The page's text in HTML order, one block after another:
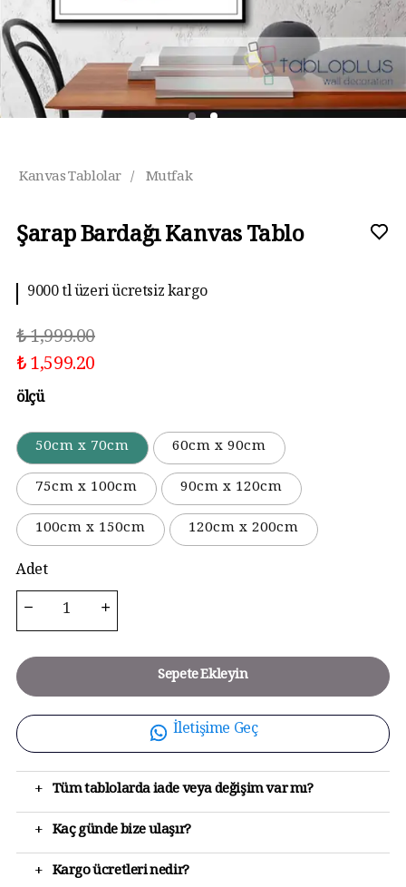
Kanvas Tablolar / Mutfak
Şarap Bardağı Kanvas Tablo
9000 tl üzeri ücretsiz kargo
₺ 1,999.00
₺ 1,599.20
ölçü
50cm x 70cm
60cm x 90cm
75cm x 100cm
90cm x 120cm
100cm x 150cm
120cm x 200cm
Adet
Sepete Ekleyin
İletişime Geç
+ Tüm tablolarda iade veya değişim var mı?
+ Kaç günde bize ulaşır?
+ Kargo ücretleri nedir?